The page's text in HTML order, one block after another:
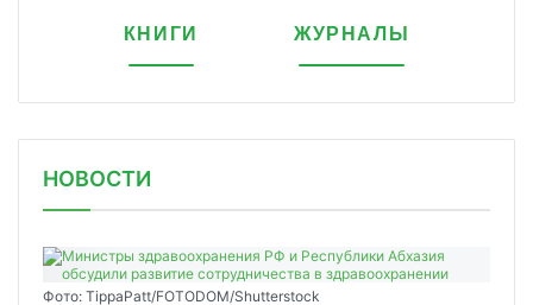
КНИГИ ЖУРНАЛЫ
НОВОСТИ
Фото: TippaPatt/FOTODOM/Shutterstock